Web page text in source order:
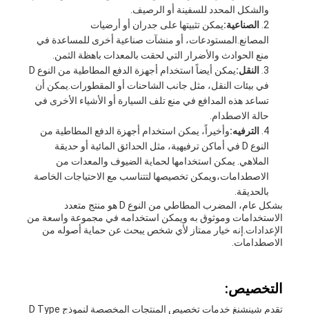
والشكل المحدد للسفينة أو الرصيف.
الصناعية:يمكن تثبيتها على جدران أو أرضيات
المصانع.المستودعات، أو منشآت صناعية أخرى للمساعدة في
منع الحوادث والأضرار التي لحقت بالمعدات باهظة الثمن.
النقل:
يمكن أيضاً استخدام أجهزة الدفع المطاطية من النوع D
في بيئات النقل، مثل جانب الشاحنات أو المقطورات.يمكن أن
تساعد هذه المدافع في منع تلف السيارة أو الأشياء الأخرى في
حالة الاصطدام.
الترفيه:وأخيراً، يمكن استخدام أجهزة الدفع المطاطية من
النوع D في أماكن ترفيهية، مثل الحدائق المائية أو حديقة
الملاهي. يمكن استخدامها لحماية الضيوف والمعدات من
الاصطدامات،ويمكن تخصيصها لتتناسب مع الاحتياجات الخاصة
بالحديقة.
بشكل عام، المضرب المطاطي من النوع D هو منتج متعدد
الاستخدامات وموثوق به ويمكن استخدامه في مجموعة واسعة من
الإعدادات.إنه خيار ممتاز لأي شخص يبحث عن حماية أصوله من
الاصطدامات.
التخصيص:
تقدم شينشنغ خدمات تخصيص المنتجات المخصصة لنموذج D Type